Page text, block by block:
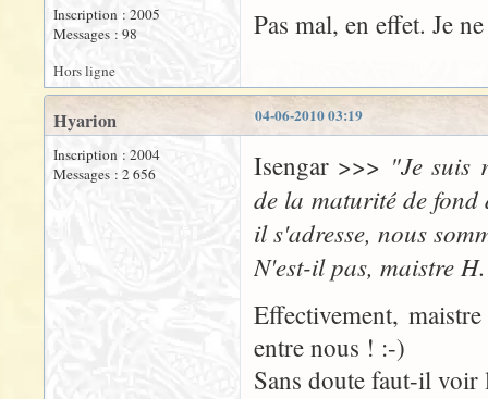
Inscription : 2005
Messages : 98
Pas mal, en effet. Je
Hors ligne
04-06-2010 03:19
Hyarion
Inscription : 2004
Messages : 2 656
Isengar >>> "Je suis
de la maturité de
il s'adresse, nous
N'est-il pas, maistre
Effectivement,
entre nous ! :-)
Sans doute faut-il voir